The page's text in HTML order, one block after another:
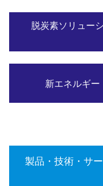
脱炭素ソリュー
新エネルギー
製品・技術・サ